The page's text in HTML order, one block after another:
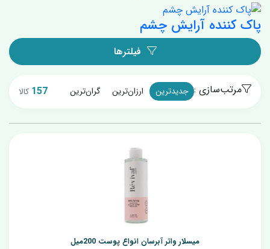
پاک کننده آرایش چشم
فیلترها
مرتب‌سازی : جدیدترین ارزان‌ترین گران‌ترین 157 کالا
میسلار واتر آبرسان انواع پوست 200میل